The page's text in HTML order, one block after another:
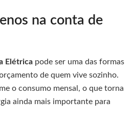
na conta de
Elétrica pode ser uma das formas
de quem vive sozinho.
o consumo mensal, o que torna
ainda mais importante para